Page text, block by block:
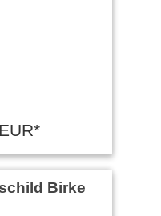
Birke